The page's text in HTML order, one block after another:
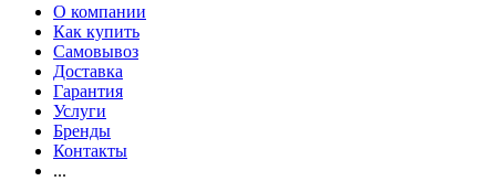
О компании
Как купить
Самовывоз
Доставка
Гарантия
Услуги
Бренды
Контакты
...